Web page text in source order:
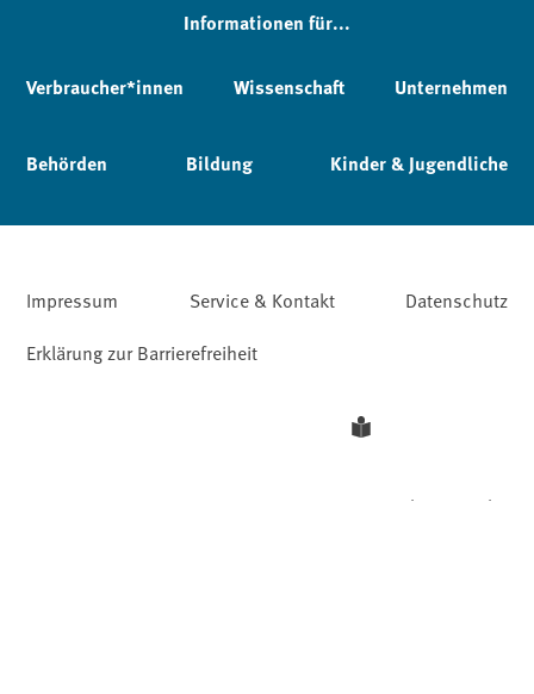
Informationen für...
Verbraucher*innen Wissenschaft Unternehmen
Behörden Bildung Kinder & Jugendliche
Impressum Service & Kontakt
Datenschutz
Erklärung zur Barrierefreiheit
Leichte Sprache